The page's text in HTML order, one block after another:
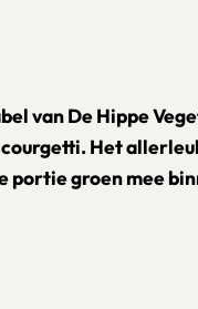
van De Hippe
Het
portie groen mee